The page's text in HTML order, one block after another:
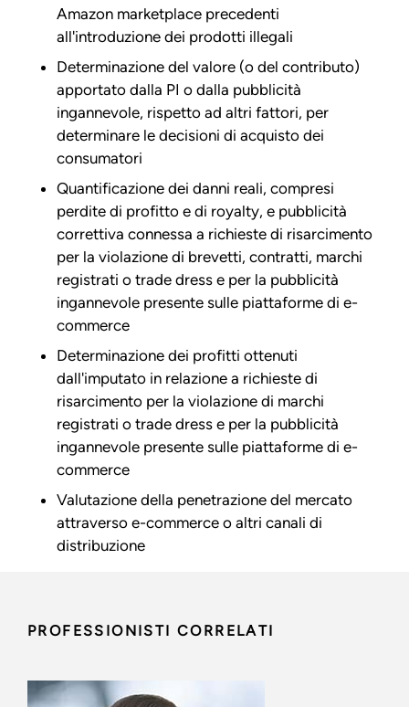
Amazon marketplace precedenti
all'introduzione dei prodotti illegali
Determinazione del valore (o del contributo)
apportato dalla PI o dalla pubblicità
ingannevole, rispetto ad altri fattori, per
determinare le decisioni di acquisto dei
consumatori
Quantificazione dei danni reali, compresi
perdite di profitto e di royalty, e pubblicità
correttiva connessa a richieste di risarcimento
per la violazione di brevetti, contratti, marchi
registrati o trade dress e per la pubblicità
ingannevole presente sulle piattaforme di e-
commerce
Determinazione dei profitti ottenuti
dall'imputato in relazione a richieste di
risarcimento per la violazione di marchi
registrati o trade dress e per la pubblicità
ingannevole presente sulle piattaforme di e-
commerce
Valutazione della penetrazione del mercato
attraverso e-commerce o altri canali di
distribuzione
PROFESSIONISTI CORRELATI